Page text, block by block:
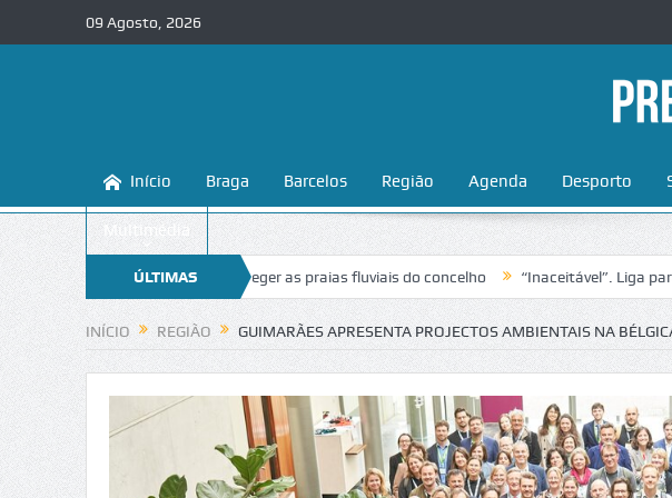
09 Agosto, 2026
Início Braga Barcelos Região Agenda Desporto
Multimédia
ÚLTIMAS
NOTÍCIAS
a conhecer e proteger as praias fluviais do concelho “Inaceitável”. Liga para a
INÍCIO REGIÃO GUIMARÃES APRESENTA PROJECTOS AMBIENTAIS NA